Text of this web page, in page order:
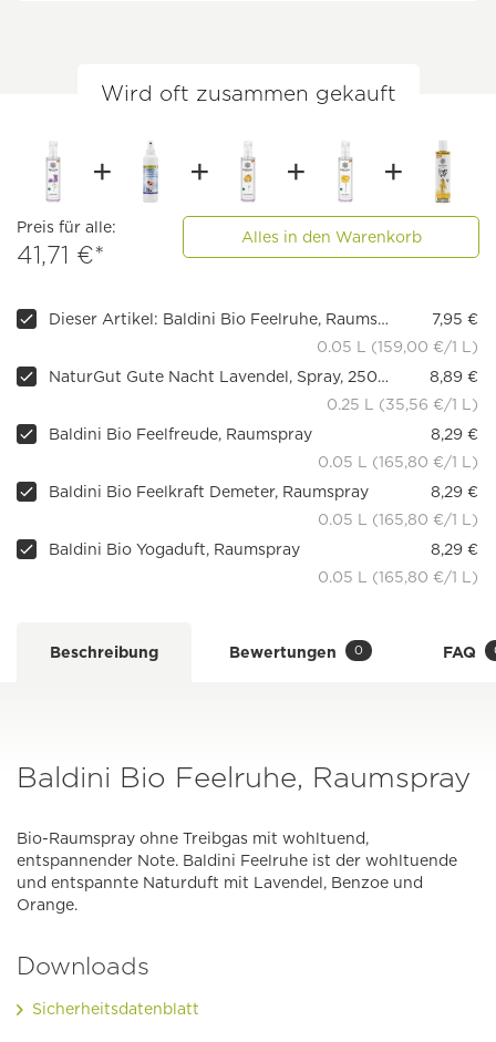
Wird oft zusammen gekauft
Preis für alle:
41,71 €*
Alles in den Warenkorb
Dieser Artikel: Baldini Bio Feelruhe, Raumspray
7,95 €
0.05 L (159,00 €/1 L)
NaturGut Gute Nacht Lavendel, Spray, 250ml
8,89 €
0.25 L (35,56 €/1 L)
Baldini Bio Feelfreude, Raumspray
8,29 €
0.05 L (165,80 €/1 L)
Baldini Bio Feelkraft Demeter, Raumspray
8,29 €
0.05 L (165,80 €/1 L)
Baldini Bio Yogaduft, Raumspray
8,29 €
0.05 L (165,80 €/1 L)
Beschreibung Bewertungen 0 FAQ
Baldini Bio Feelruhe, Raumspray
Bio-Raumspray ohne Treibgas mit wohltuend,
entspannender Note. Baldini Feelruhe ist der wohltuende
und entspannte Naturduft mit Lavendel, Benzoe und
Orange.
Downloads
Sicherheitsdatenblatt